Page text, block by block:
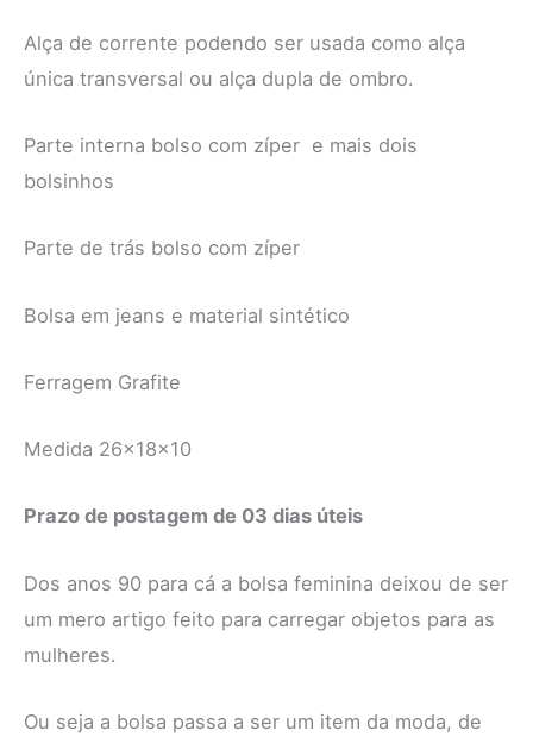
Alça de corrente podendo ser usada como alça
única transversal ou alça dupla de ombro.
Parte interna bolso com zíper e mais dois
bolsinhos
Parte de trás bolso com zíper
Bolsa em jeans e material sintético
Ferragem Grafite
Medida 26x18x10
Prazo de postagem de 03 dias úteis
Dos anos 90 para cá a bolsa feminina deixou de ser
um mero artigo feito para carregar objetos para as
mulheres.
Ou seja a bolsa passa a ser um item da moda, de